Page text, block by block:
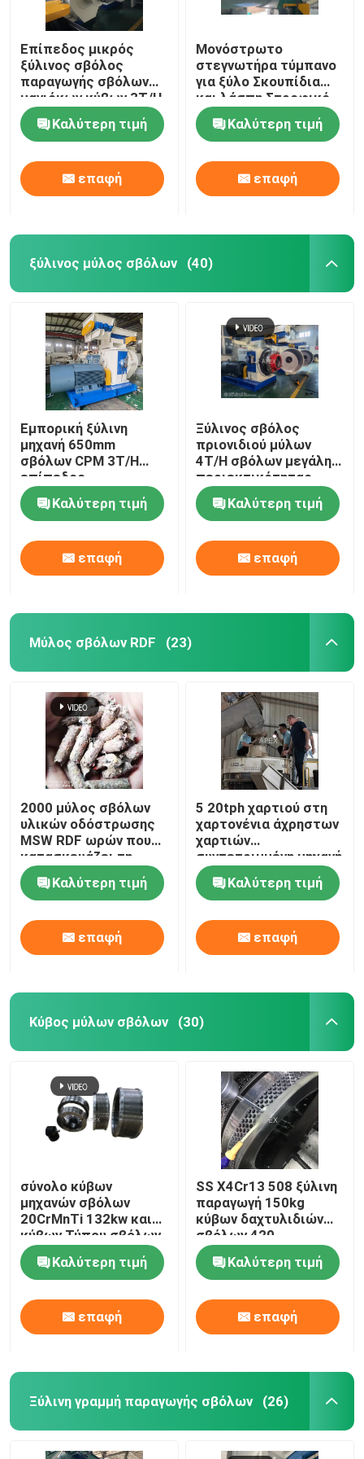
Σιδηροτροφείο ζωοτροφών
Κοχύλι κυλίνδρων μηχανών σβόλων
Μηχανή μύλων σφυριών
Σίλο αποθήκευσης σιτηρών
Επίπεδος μικρός
ξύλινος σβόλος
παραγωγής σβόλων
μανιόκων κύβων 3T/H
δαχτυλιδιών που
κατασκευάζει τη
μηχανή
Καλύτερη τιμή
επαφή
Μονόστρωτο
στεγνωτήρα τύμπανο
για ξύλο Σκουπίδια
και λάσπη Στροφικό
στεγνωτήρα 5t/h
Καλύτερη τιμή
επαφή
ξύλινος μύλος σβόλων (40)
Εμπορική ξύλινη
μηχανή 650mm
σβόλων CPM 3T/H
επίπεδος
εξοπλισμός μύλων
σβόλων κύβων
Καλύτερη τιμή
επαφή
Ξύλινος σβόλος
πριονιδιού μύλων
4T/H σβόλων μεγάλης
περιεκτικότητας
200kw ξύλινος που
κατασκευάζει τη
μηχανή μύλων
Καλύτερη τιμή
επαφή
Μύλος σβόλων RDF (23)
2000 μύλος σβόλων
υλικών οδόστρωσης
MSW RDF ωρών που
κατασκευάζει τη
μηχανή 7.5kw
Καλύτερη τιμή
επαφή
5 20tph χαρτιού στη
χαρτονένια άχρηστων
χαρτιών
συντετριμμένη μηχανή
καταστροφέων
εγγράφων μηχανών
βιοδιασπάσιμη
Καλύτερη τιμή
επαφή
Κύβος μύλων σβόλων (30)
σύνολο κύβων
μηχανών σβόλων
20CrMnTi 132kw και
κύβων Τύπου σβόλων
κυλίνδρων 180kg
Καλύτερη τιμή
επαφή
SS X4Cr13 508 ξύλινη
παραγωγή 150kg
κύβων δαχτυλιδιών
σβόλων 420
Καλύτερη τιμή
επαφή
Ξύλινη γραμμή παραγωγής σβόλων (26)